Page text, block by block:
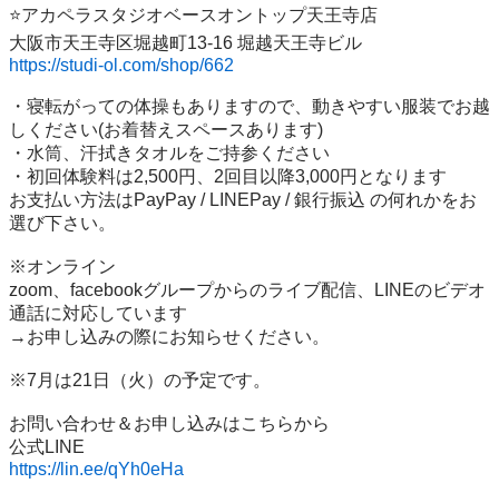
⭐️アカペラスタジオベースオントップ天王寺店
https://studi-ol.com/shop/662
・寝転がっての体操もありますので、動きやすい服装でお越
しください(お着替えスペースあります)
・水筒、汗拭きタオルをご持参ください
・初回体験料は2,500円、2回目以降3,000円となります
お支払い方法はPayPay / LINEPay / 銀行振込 の何れかをお
選び下さい。
※オンライン
zoom、facebookグループからのライブ配信、LINEのビデオ
通話に対応しています
→お申し込みの際にお知らせください。
※7月は21日（火）の予定です。
お問い合わせ＆お申し込みはこちらから
https://lin.ee/qYh0eHa